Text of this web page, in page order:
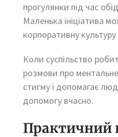
прогулянки під час
Маленька ініціатива
корпоративну
Коли суспільство
розмови про
стигму і допомагає
допомогу вчасно.
Практичний